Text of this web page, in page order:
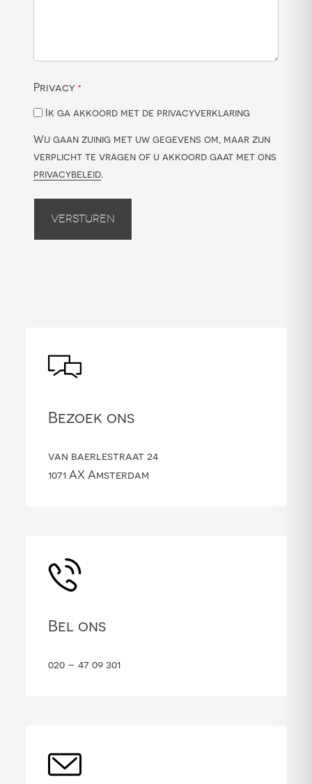
Privacy *
Ik ga akkoord met de privacyverklaring
Wij gaan zuinig met uw gegevens om, maar zijn
verplicht te vragen of u akkoord gaat met ons
privacybeleid.
Versturen
Bezoek ons
van baerlestraat 24
1071 AX Amsterdam
Bel ons
020 – 47 09 301